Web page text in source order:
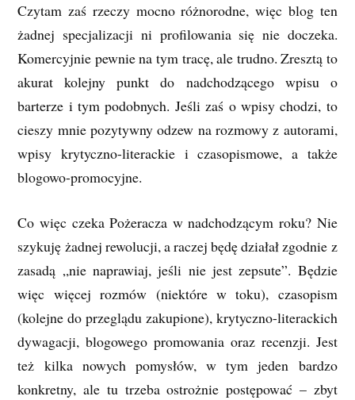
Czytam zaś rzeczy mocno różnorodne, więc blog ten
żadnej specjalizacji ni profilowania się nie doczeka.
Komercyjnie pewnie na tym tracę, ale trudno. Zresztą to
akurat kolejny punkt do nadchodzącego wpisu o
barterze i tym podobnych. Jeśli zaś o wpisy chodzi, to
cieszy mnie pozytywny odzew na rozmowy z autorami,
wpisy krytyczno-literackie i czasopismowe, a także
blogowo-promocyjne.
Co więc czeka Pożeracza w nadchodzącym roku? Nie
szykuję żadnej rewolucji, a raczej będę działał zgodnie z
zasadą „nie naprawiaj, jeśli nie jest zepsute”. Będzie
więc więcej rozmów (niektóre w toku), czasopism
(kolejne do przeglądu zakupione), krytyczno-literackich
dywagacji, blogowego promowania oraz recenzji. Jest
też kilka nowych pomysłów, w tym jeden bardzo
konkretny, ale tu trzeba ostrożnie postępować – zbyt